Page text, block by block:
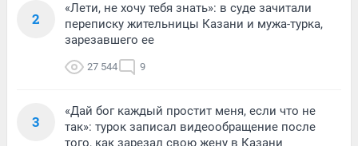
2
«Лети, не хочу тебя знать»: в суде зачитали
переписку жительницы Казани и мужа-турка,
зарезавшего ее
27 544 9
3
«Дай бог каждый простит меня, если что не
так»: турок записал видеообращение после
того, как зарезал свою жену в Казани